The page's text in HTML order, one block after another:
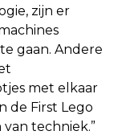
zijn er
gaan. Andere
met elkaar
de First Lego
van techniek.”